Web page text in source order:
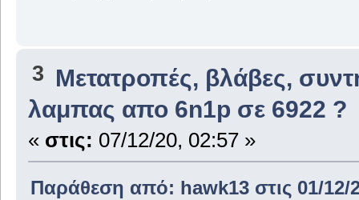
3 Μετατροπές, βλάβες,
λαμπας απο 6n1p σε 6922 ?
« στις: 07/12/20, 02:57 »
Παράθεση από: hawk13 στις 01/12/